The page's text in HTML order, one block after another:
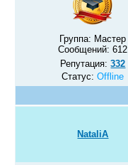
Группа: Мастер
Сообщений:612
Репутация:332
Статус:Offline
NataliA